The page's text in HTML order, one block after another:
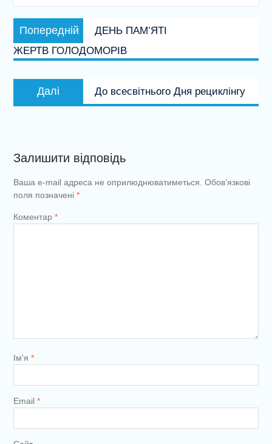
Навігація
записів
Попередній
запис:
ДЕНЬ ПАМ’ЯТІ
ЖЕРТВ ГОЛОДОМОРІВ
Далі
запис:
До всесвітнього Дня рециклінгу
Залишити відповідь
Ваша e-mail адреса не оприлюднюватиметься. Обов’язкові
поля позначені *
Коментар *
Ім'я *
Email *